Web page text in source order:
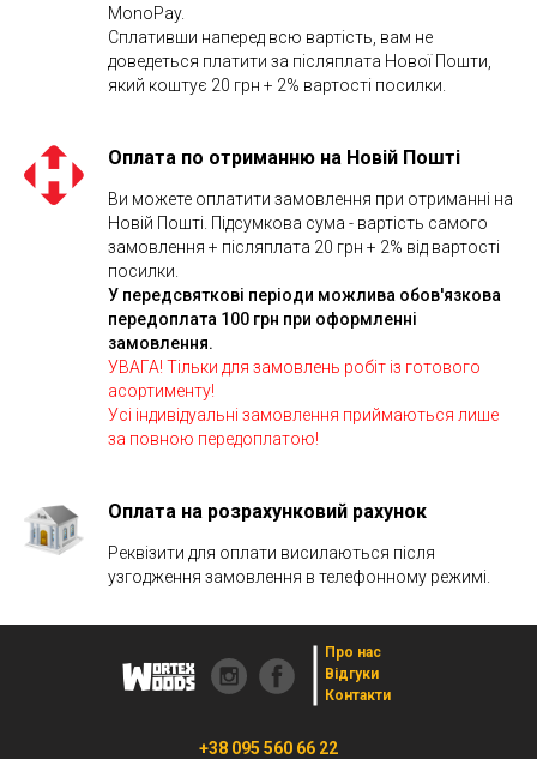
MonoPay.
Сплативши наперед всю вартість, вам не
доведеться платити за післяплата Нової Пошти,
який коштує 20 грн + 2% вартості посилки.
Оплата по отриманню на Новій Пошті
Ви можете оплатити замовлення при отриманні на
Новій Пошті. Підсумкова сума - вартість самого
замовлення + післяплата 20 грн + 2% від вартості
посилки.
У передсвяткові періоди можлива обов'язкова
передоплата 100 грн при оформленні
замовлення.
УВАГА! Тільки для замовлень робіт із готового
асортименту!
Усі індивідуальні замовлення приймаються лише
за повною передоплатою!
Оплата на розрахунковий рахунок
Реквізити для оплати висилаються після
узгодження замовлення в телефонному режимі.
+38 095 560 66 22
Про нас
Відгуки
Контакти